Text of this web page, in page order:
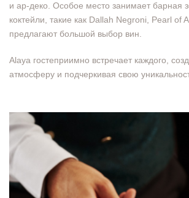
и ар-деко. Особое место занимает барная
коктейли, такие как Dallah Negroni, Pearl of
предлагают большой выбор вин.
Alaya гостеприимно встречает каждого,
атмосферу и подчеркивая свою